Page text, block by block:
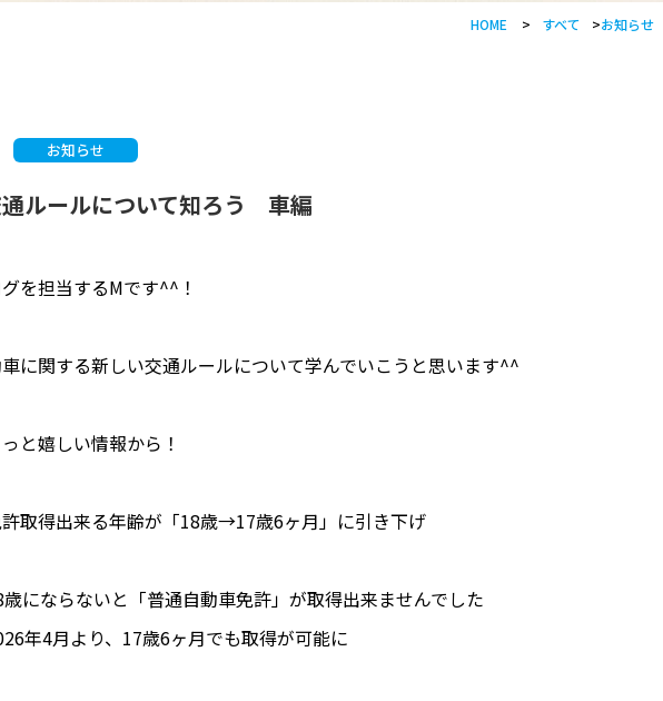
HOME > すべて >お知らせ
お知らせ
ルールについて知ろう 車編
を担当するMです^^！
に関する新しい交通ルールについて学んでいこうと思います^^
と嬉しい情報から！
取得出来る年齢が「18歳→17歳6ヶ月」に引き下げ
にならないと「普通自動車免許」が取得出来ませんでした
年4月より、17歳6ヶ月でも取得が可能に